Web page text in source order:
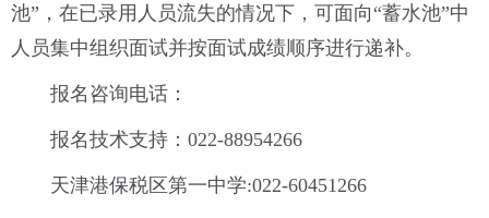
池”，在已录用人员流失的情况下，可面向“蓄水池”中
人员集中组织面试并按面试成绩顺序进行递补。
报名咨询电话：
报名技术支持：022-88954266
天津港保税区第一中学:022-60451266